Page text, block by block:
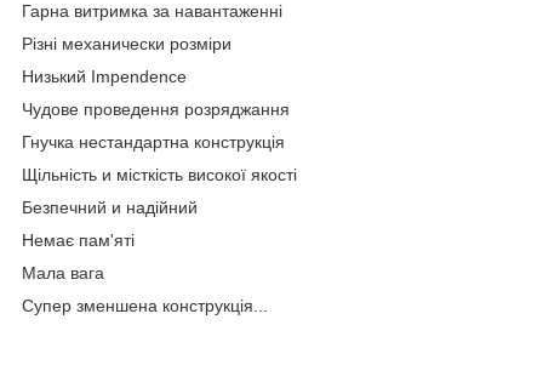
Гарна витримка за навантаженні
Різні механически розміри
Низький Impendence
Чудове проведення розряджання
Гнучка нестандартна конструкція
Щільність и місткість високої якості
Безпечний и надійний
Немає пам'яті
Мала вага
Супер зменшена конструкція...